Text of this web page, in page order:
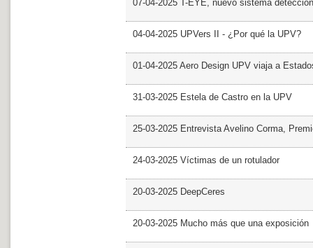
07-04-2025 T-EYE, nuevo sistema
04-04-2025 UPVers II - ¿Por qué la UPV?
01-04-2025 Aero Design UPV viaja a
31-03-2025 Estela de Castro en la UPV
25-03-2025 Entrevista Avelino Corma,
24-03-2025 Víctimas de un rotulador
20-03-2025 DeepCeres
20-03-2025 Mucho más que una exposición